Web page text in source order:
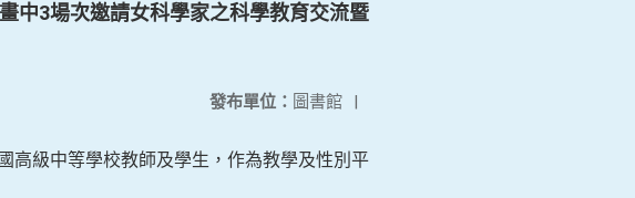
中3場次邀請女科學家之科學教育交流暨
發布單位： 圖書館 |
高級中等學校教師及學生，作為教學及性別平